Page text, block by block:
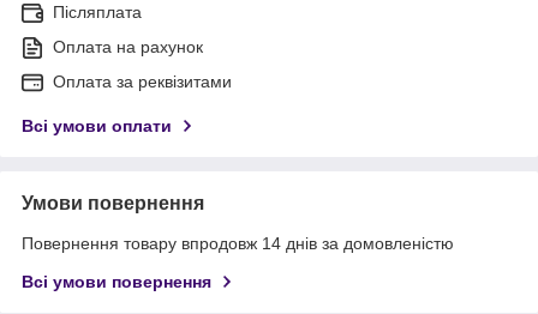
Післяплата
Оплата на рахунок
Оплата за реквізитами
Всі умови оплати
Умови повернення
Повернення товару впродовж 14 днів за домовленістю
Всі умови повернення